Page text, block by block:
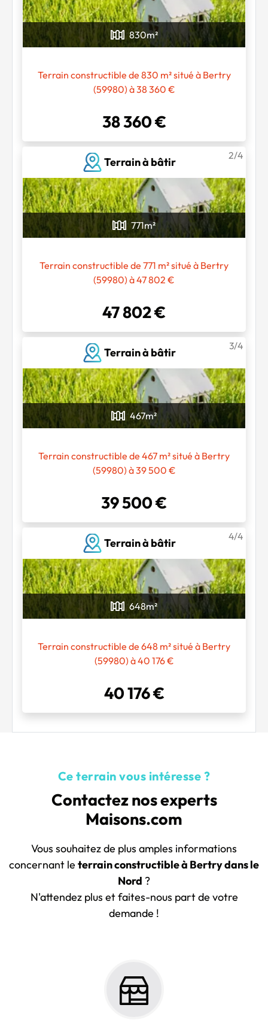
Chargement...
830m²
Terrain constructible de 830 m² situé à Bertry
(59980) à 38 360 €
38 360 €
Terrain à bâtir
2/4
771m²
Terrain constructible de 771 m² situé à Bertry
(59980) à 47 802 €
47 802 €
Terrain à bâtir
3/4
467m²
Terrain constructible de 467 m² situé à Bertry
(59980) à 39 500 €
39 500 €
Terrain à bâtir
4/4
648m²
Terrain constructible de 648 m² situé à Bertry
(59980) à 40 176 €
40 176 €
Ce terrain vous intéresse ?
Contactez nos experts
Maisons.com
Vous souhaitez de plus amples informations
concernant le terrain constructible à Bertry dans le
Nord ?
N'attendez plus et faites-nous part de votre
demande !